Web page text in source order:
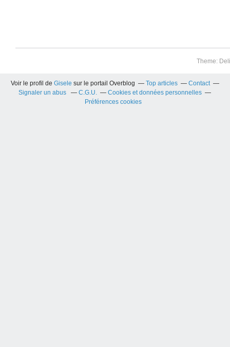
Theme:
Voir le profil de Gisele sur le portail Overblog Top articles
Contact
Signaler un abus
C.G.U.
Cookies et données personnelles
Préférences cookies